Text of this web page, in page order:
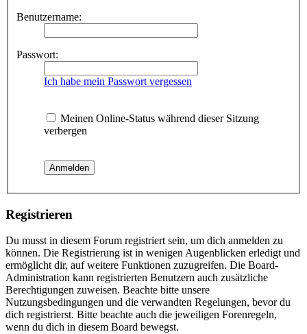
Benutzername:
Passwort:
Ich habe mein Passwort vergessen
Meinen Online-Status während dieser Sitzung
verbergen
Registrieren
Du musst in diesem Forum registriert sein, um dich anmelden zu
können. Die Registrierung ist in wenigen Augenblicken erledigt und
ermöglicht dir, auf weitere Funktionen zuzugreifen. Die Board-
Administration kann registrierten Benutzern auch zusätzliche
Berechtigungen zuweisen. Beachte bitte unsere
Nutzungsbedingungen und die verwandten Regelungen, bevor du
dich registrierst. Bitte beachte auch die jeweiligen Forenregeln,
wenn du dich in diesem Board bewegst.